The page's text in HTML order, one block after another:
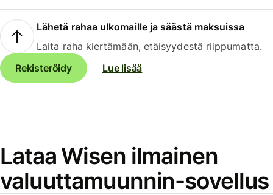
Lähetä rahaa ulkomaille ja säästä maksuissa
Laita raha kiertämään, etäisyydestä riippumatta.
Rekisteröidy
Lue lisää
Lataa Wisen ilmainen
valuuttamuunnin-sovellus